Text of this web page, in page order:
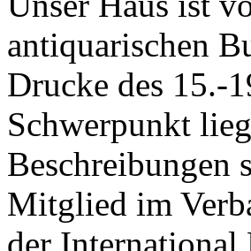
antiquarischen
Drucke des 15.-
Schwerpunkt
Beschreibungen
Mitglied im
der